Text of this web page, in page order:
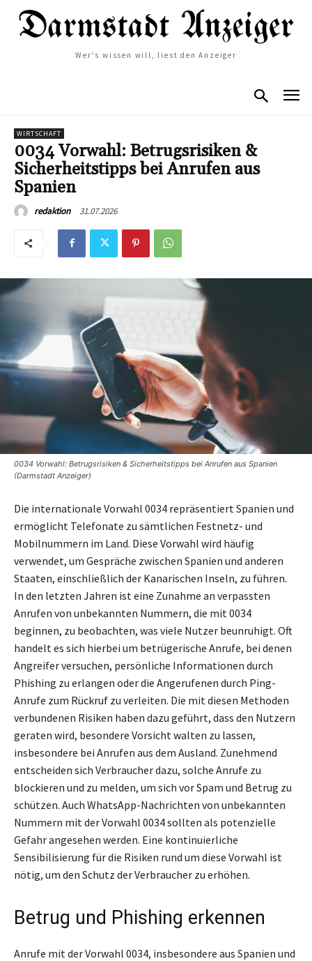
Wer's wissen will, liest den Anzeiger
WIRTSCHAFT
0034 Vorwahl: Betrugsrisiken &
Sicherheitstipps bei Anrufen aus
Spanien
redaktion 31.07.2026
0034 Vorwahl: Betrugsrisiken & Sicherheitstipps bei Anrufen aus Spanien
(Darmstadt Anzeiger)
Die internationale Vorwahl 0034 repräsentiert Spanien und
ermöglicht Telefonate zu sämtlichen Festnetz- und
Mobilnummern im Land. Diese Vorwahl wird häufig
verwendet, um Gespräche zwischen Spanien und anderen
Staaten, einschließlich der Kanarischen Inseln, zu führen.
In den letzten Jahren ist eine Zunahme an verpassten
Anrufen von unbekannten Nummern, die mit 0034
beginnen, zu beobachten, was viele Nutzer beunruhigt. Oft
handelt es sich hierbei um betrügerische Anrufe, bei denen
Angreifer versuchen, persönliche Informationen durch
Phishing zu erlangen oder die Angerufenen durch Ping-
Anrufe zum Rückruf zu verleiten. Die mit diesen Methoden
verbundenen Risiken haben dazu geführt, dass den Nutzern
geraten wird, besondere Vorsicht walten zu lassen,
insbesondere bei Anrufen aus dem Ausland. Zunehmend
entscheiden sich Verbraucher dazu, solche Anrufe zu
blockieren und zu melden, um sich vor Spam und Betrug zu
schützen. Auch WhatsApp-Nachrichten von unbekannten
Nummern mit der Vorwahl 0034 sollten als potenzielle
Gefahr angesehen werden. Eine kontinuierliche
Sensibilisierung für die Risiken rund um diese Vorwahl ist
nötig, um den Schutz der Verbraucher zu erhöhen.
Betrug und Phishing erkennen
Anrufe mit der Vorwahl 0034, insbesondere aus Spanien und